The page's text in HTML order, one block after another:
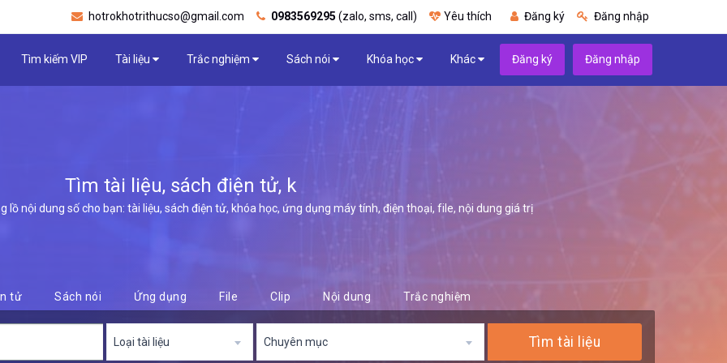
hotrokhotrithucso@gmail.com 0983569295 (zalo, sms, call) Yêu thích Đăng ký Đăng nhập
Tìm kiếm VIP Tài liệu Trắc nghiệm Sách nói Khóa học Khác Đăng ký Đăng nhập
Tìm tài liệu, sách điện tử, khóa học,
lồ nội dung số cho bạn: tài liệu, sách điện tử, khóa học, ứng dụng máy tính, điện thoại, file, nội dung giá trị
tử Sách nói Ứng dụng File Clip Nội dung Trắc nghiệm
Loại tài liệu Chuyên mục Tìm tài liệu